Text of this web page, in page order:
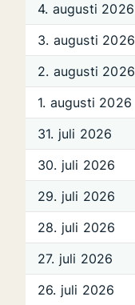
4. augusti 2026
3. augusti 2026
2. augusti 2026
1. augusti 2026
31. juli 2026
30. juli 2026
29. juli 2026
28. juli 2026
27. juli 2026
26. juli 2026